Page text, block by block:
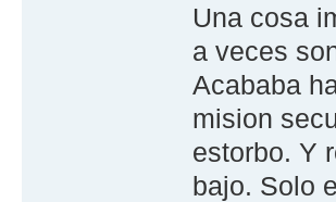
Una cosa
a veces
Acababa
mision
estorbo. Y
bajo. Solo